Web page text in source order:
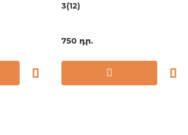
3(12)
750 դր.